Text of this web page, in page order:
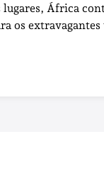
África
os